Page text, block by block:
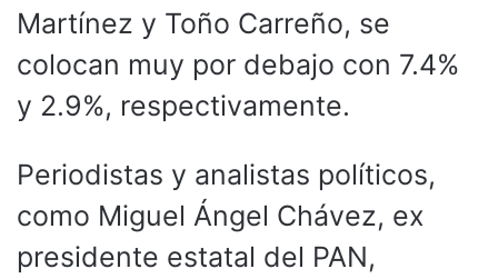
Martínez y Toño Carreño, se
colocan muy por debajo con 7.4%
y 2.9%, respectivamente.
Periodistas y analistas políticos,
como Miguel Ángel Chávez, ex
presidente estatal del PAN,